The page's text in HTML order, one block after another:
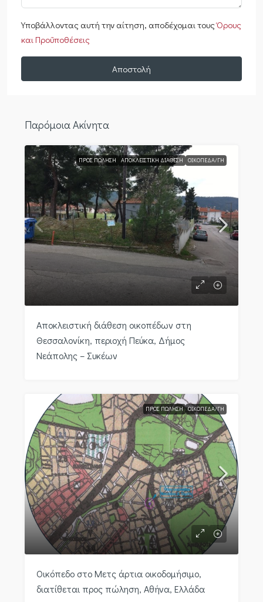
Υποβάλλοντας αυτή την αίτηση, αποδέχομαι τουςΌρους
και Προϋποθέσεις
Αποστολή
Παρόμοια Ακίνητα
ΠΡΟΣ ΠΏΛΗΣΗ ΑΠΟΚΛΕΙΣΤΙΚΉ ΔΙΆΘΕΣΗ ΟΙΚΌΠΕΔΑ/ΓΉ
Αποκλειστική διάθεση οικοπέδων στη
Θεσσαλονίκη, περιοχή Πεύκα, Δήμος
Νεάπολης – Συκέων
ΠΡΟΣ ΠΏΛΗΣΗ ΟΙΚΌΠΕΔΑ/ΓΉ
Οικόπεδο στο Μετς άρτια οικοδομήσιμο,
διατίθεται προς πώληση, Αθήνα, Ελλάδα